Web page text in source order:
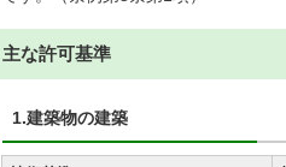
主な許可基準
1.建築物の建築